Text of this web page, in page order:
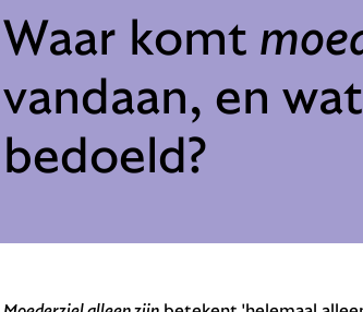
Waar komt
vandaan, en
bedoeld?